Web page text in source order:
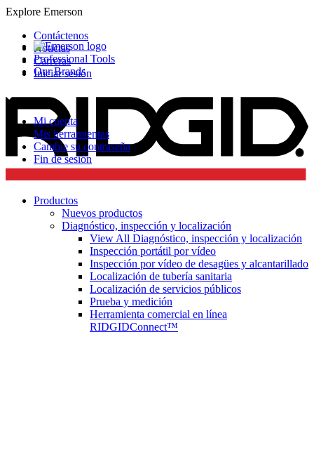
Explore Emerson
Professional Tools
Our Brands
Contáctenos
Noticias
Carreras
Iniciar sesión
Mi cuenta
Mis herramientas
Cambie su contraseña
Fin de sesión
Productos
Nuevos productos
Diagnóstico, inspección y localización
View All Diagnóstico, inspección y localización
Inspección portátil por vídeo
Inspección por vídeo de desagües y alcantarillado
Localización de tubería sanitaria
Localización de servicios públicos
Prueba y medición
Herramienta comercial en línea
RIDGIDConnect™